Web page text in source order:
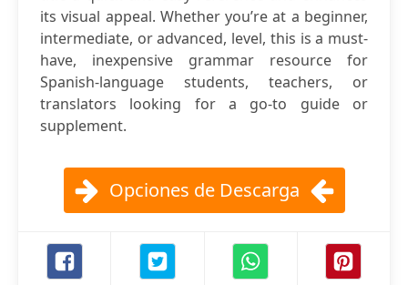
its visual appeal. Whether you’re at a beginner,
intermediate, or advanced, level, this is a must-
have, inexpensive grammar resource for
Spanish-language students, teachers, or
translators looking for a go-to guide or
supplement.
Opciones de Descarga